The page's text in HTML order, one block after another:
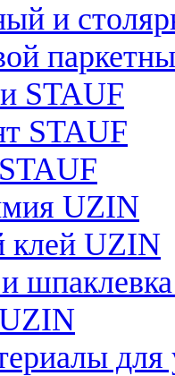
и
STAUF
STAUF
UZIN
клей UZIN